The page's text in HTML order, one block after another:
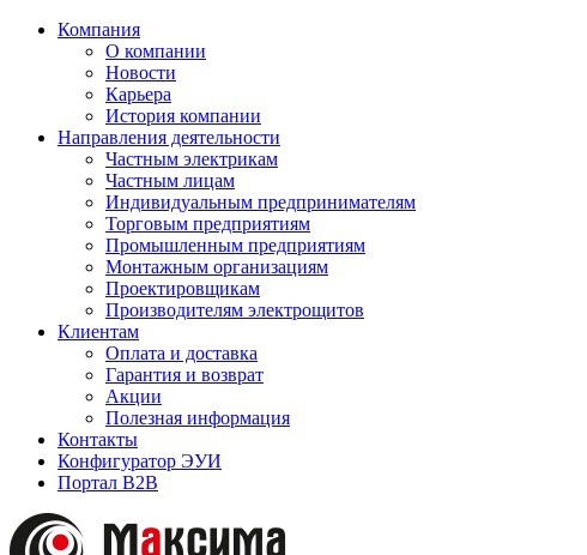
Компания
О компании
Новости
Карьера
История компании
Направления деятельности
Частным электрикам
Частным лицам
Индивидуальным предпринимателям
Торговым предприятиям
Промышленным предприятиям
Монтажным организациям
Проектировщикам
Производителям электрощитов
Клиентам
Оплата и доставка
Гарантия и возврат
Акции
Полезная информация
Контакты
Конфигуратор ЭУИ
Портал B2B